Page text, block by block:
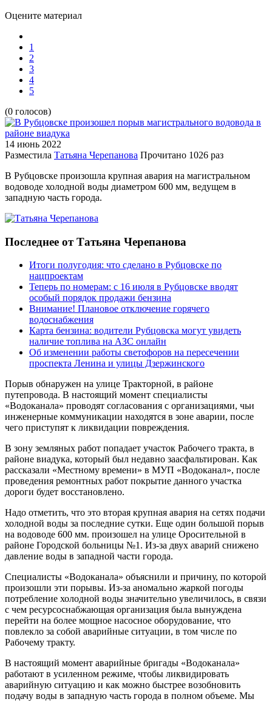
Оцените материал
1
2
3
4
5
(0 голосов)
14 июнь 2022
Разместила Татьяна Черепанова Прочитано 1026 раз
В Рубцовске произошла крупная авария на магистральном
водоводе холодной воды диаметром 600 мм, ведущем в
западную часть города.
Последнее от Татьяна Черепанова
Итоги полугодия: что сделано в Рубцовске по
нацпроектам
Теперь по номерам: с 16 июля в Рубцовске вводят
особый порядок продажи бензина
Внимание! Плановое отключение горячего
водоснабжения
Карта бензина: водители Рубцовска могут увидеть
наличие топлива на АЗС онлайн
Об изменении работы светофоров на пересечении
проспекта Ленина и улицы Дзержинского
Порыв обнаружен на улице Тракторной, в районе
путепровода. В настоящий момент специалисты
«Водоканала» проводят согласования с организациями, чьи
инженерные коммуникации находятся в зоне аварии, после
чего приступят к ликвидации повреждения.
В зону земляных работ попадает участок Рабочего тракта, в
районе виадука, который был недавно заасфальтирован. Как
рассказали «Местному времени» в МУП «Водоканал», после
проведения ремонтных работ покрытие данного участка
дороги будет восстановлено.
Надо отметить, что это вторая крупная авария на сетях подачи
холодной воды за последние сутки. Еще один большой порыв
на водоводе 600 мм. произошел на улице Оросительной в
районе Городской больницы №1. Из-за двух аварий снижено
давление воды в западной части города.
Специалисты «Водоканала» объяснили и причину, по которой
произошли эти порывы. Из-за аномально жаркой погоды
потребление холодной воды значительно увеличилось, в связи
с чем ресурсоснабжающая организация была вынуждена
перейти на более мощное насосное оборудование, что
повлекло за собой аварийные ситуации, в том числе по
Рабочему тракту.
В настоящий момент аварийные бригады «Водоканала»
работают в усиленном режиме, чтобы ликвидировать
аварийную ситуацию и как можно быстрее возобновить
подачу воды в западную часть города в полном объеме. Мы